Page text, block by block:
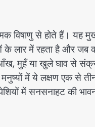
विषाणु से होते हैं। यह
के लार में रहता है और जब
आँख, मुहँ या खुले घाव से
में ये लक्षण एक से
में सनसनाहट की